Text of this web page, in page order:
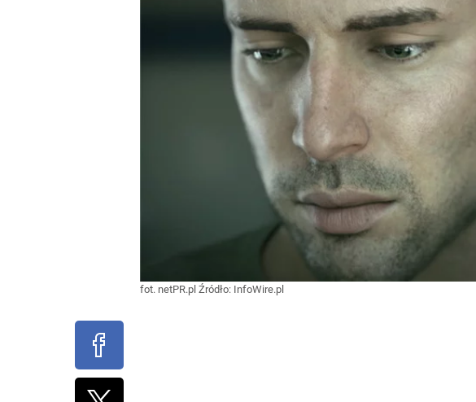
fot. netPR.pl Źródło: InfoWire.pl